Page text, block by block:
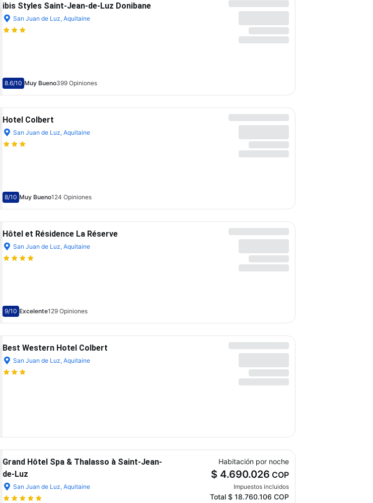
ibis Styles Saint-Jean-de-Luz Donibane
San Juan de Luz, Aquitaine
8.6/10 Muy Bueno399 Opiniones
Hotel Colbert
San Juan de Luz, Aquitaine
8/10 Muy Bueno124 Opiniones
Hôtel et Résidence La Réserve
San Juan de Luz, Aquitaine
9/10 Excelente129 Opiniones
Best Western Hotel Colbert
San Juan de Luz, Aquitaine
Grand Hôtel Spa & Thalasso à Saint-Jean-
de-Luz
San Juan de Luz, Aquitaine
Habitación por noche
$ 4.690.026 COP
Impuestos incluidos
Total$ 18.760.106 COP